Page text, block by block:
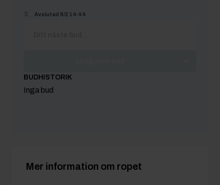
Avslutad 9/2 14:44
BUDHISTORIK
Inga bud
Mer information om ropet